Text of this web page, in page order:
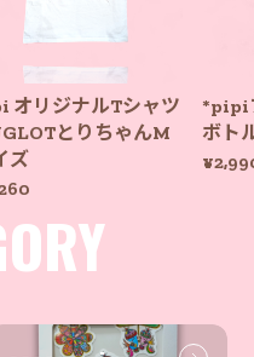
オリジナルTシャツ
とりちゃんM
ズ
*pipi
ボト